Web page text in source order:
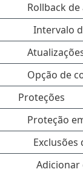
Rollback
Intervalo
Opção de
Proteções
Proteção
Exclusões
Adicionar